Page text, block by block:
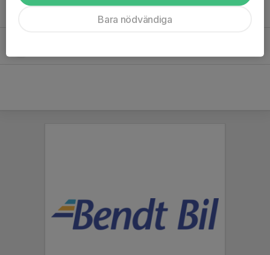
Olivia Alhamouch
Bara nödvändiga